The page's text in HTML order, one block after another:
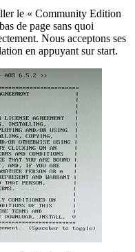
le « Community Edition
de page sans quoi
Nous acceptons ses
en appuyant sur start.